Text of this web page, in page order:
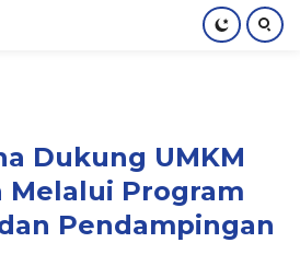
Dukung UMKM
Melalui Program
Pendampingan